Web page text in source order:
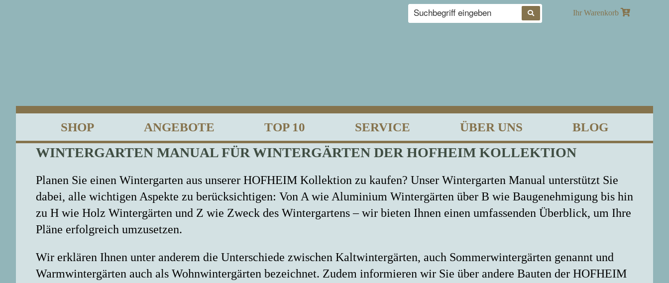
suchen
Ihr Warenkorb
SHOP ANGEBOTE TOP 10 SERVICE ÜBER UNS BLOG
WINTERGARTEN MANUAL FÜR WINTERGÄRTEN DER HOFHEIM KOLLEKTION
Planen Sie einen Wintergarten aus unserer HOFHEIM Kollektion zu kaufen? Unser Wintergarten Manual unterstützt Sie
dabei, alle wichtigen Aspekte zu berücksichtigen: Von A wie Aluminium Wintergärten über B wie Baugenehmigung bis hin
zu H wie Holz Wintergärten und Z wie Zweck des Wintergartens – wir bieten Ihnen einen umfassenden Überblick, um Ihre
Pläne erfolgreich umzusetzen.
Wir erklären Ihnen unter anderem die Unterschiede zwischen Kaltwintergärten, auch Sommerwintergärten genannt und
Warmwintergärten auch als Wohnwintergärten bezeichnet. Zudem informieren wir Sie über andere Bauten der HOFHEIM